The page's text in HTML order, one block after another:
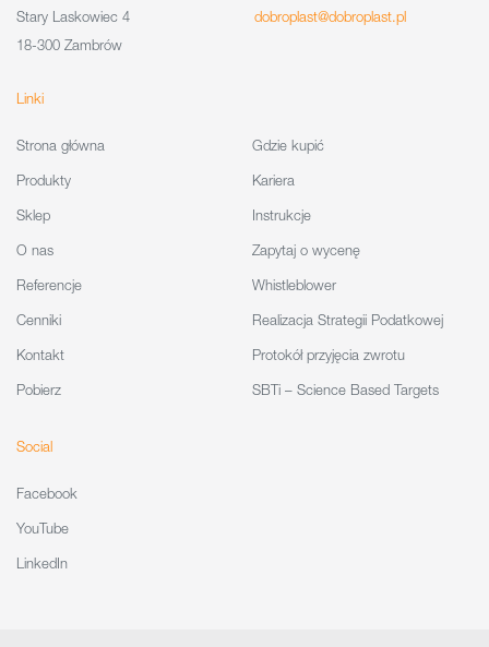
Stary Laskowiec 4
18-300 Zambrów
dobroplast@dobroplast.pl
Linki
Strona główna
Produkty
Sklep
O nas
Referencje
Cenniki
Kontakt
Pobierz
Gdzie kupić
Kariera
Instrukcje
Zapytaj o wycenę
Whistleblower
Realizacja Strategii Podatkowej
Protokół przyjęcia zwrotu
SBTi – Science Based Targets
Social
Facebook
YouTube
LinkedIn